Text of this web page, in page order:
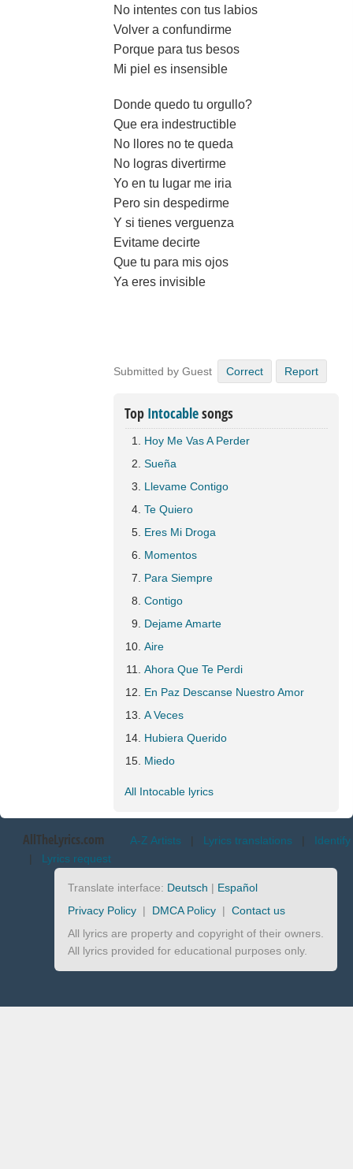
No intentes con tus labios
Volver a confundirme
Porque para tus besos
Mi piel es insensible
Donde quedo tu orgullo?
Que era indestructible
No llores no te queda
No logras divertirme
Yo en tu lugar me iria
Pero sin despedirme
Y si tienes verguenza
Evitame decirte
Que tu para mis ojos
Ya eres invisible
Submitted by Guest Correct Report
Top Intocablesongs
Hoy Me Vas A Perder
Sueña
Llevame Contigo
Te Quiero
Eres Mi Droga
Momentos
Para Siempre
Contigo
Dejame Amarte
Aire
Ahora Que Te Perdi
En Paz Descanse Nuestro Amor
A Veces
Hubiera Querido
Miedo
All Intocable lyrics
AllTheLyrics.com A-Z Artists | Lyrics translations | Identify
| Lyrics request
Translate interface: Deutsch | Español
Privacy Policy | DMCA Policy | Contact us
All lyrics are property and copyright of their owners.
All lyrics provided for educational purposes only.